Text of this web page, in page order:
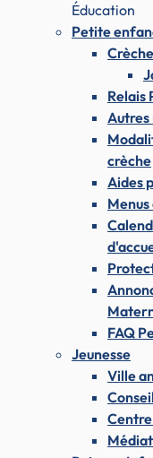
Éducation
Petite
Relais
Autres
crèche
Aides
FAQ
Jeunesse
Ville